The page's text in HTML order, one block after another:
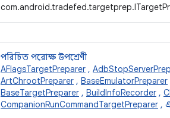
পরিচিত পরোক্ষ উপশ্রেণী
AFlagsTargetPreparer ,
ArtChrootPreparer , BaseEmulatorPreparer
BaseTargetPreparer , BuildInfoRecorder ,
CompanionRunCommandTargetPreparer ,